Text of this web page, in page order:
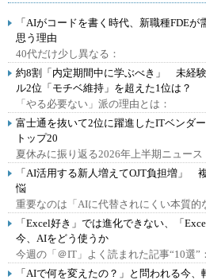
「AIがコードを書く時代、新職種FDE
思う理由
40代だけ少し異なる：
約8割「内定期間中に学ぶべき」 未経
ル2位「モチベ維持」を超えた1位は？
「やる必要ない」派の理由とは：
富士通を抜いて2位に躍進したITベンダ
トップ20
夏休みに振り返る2026年上半期ニュース
「AI活用する新人増えてOJT負担増」
悩
重要なのは「AIに代替されにくい本質的
「Excel好き」では進化できない、「
今、AIをどう使うか
今週の「＠IT」よく読まれた記事“10選”：
「AIで何を変えたの？」と問われる今